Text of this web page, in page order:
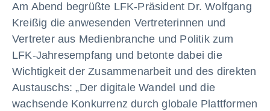
Am Abend begrüßte LFK-Präsident Dr. Wolfgang
Kreißig die anwesenden Vertreterinnen und
Vertreter aus Medienbranche und Politik zum
LFK-Jahresempfang und betonte dabei die
Wichtigkeit der Zusammenarbeit und des direkten
Austauschs: „Der digitale Wandel und die
wachsende Konkurrenz durch globale Plattformen